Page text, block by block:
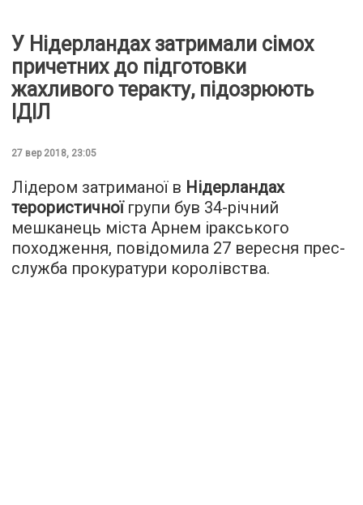
У Нідерландах затримали сімох
причетних до підготовки
жахливого теракту, підозрюють
ІДІЛ
27 вер 2018, 23:05
Лідером затриманої в Нідерландах
терористичноїгрупи був 34-річний
мешканець міста Арнем іракського
походження, повідомила 27 вересня прес-
служба прокуратури королівства.